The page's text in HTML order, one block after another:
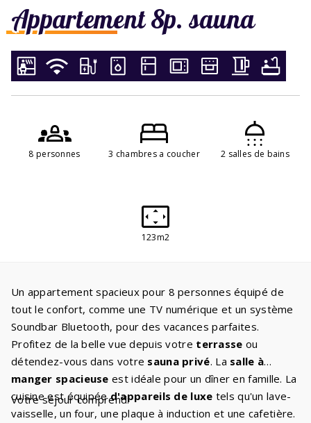
Appartement 8p. sauna
8 personnes 3 chambres a coucher 2 salles de bains
123m2
Un appartement spacieux pour 8 personnes équipé de
tout le confort, comme une TV numérique et un système
Soundbar Bluetooth, pour des vacances parfaites.
Profitez de la belle vue depuis votre terrasse ou
détendez-vous dans votre sauna privé. La salle à
manger spacieuse est idéale pour un dîner en famille. La
cuisine est équipéed'appareils de luxe tels qu'un lave-
vaisselle, un four, une plaque à induction et une cafetière.
Votre séjour comprend: